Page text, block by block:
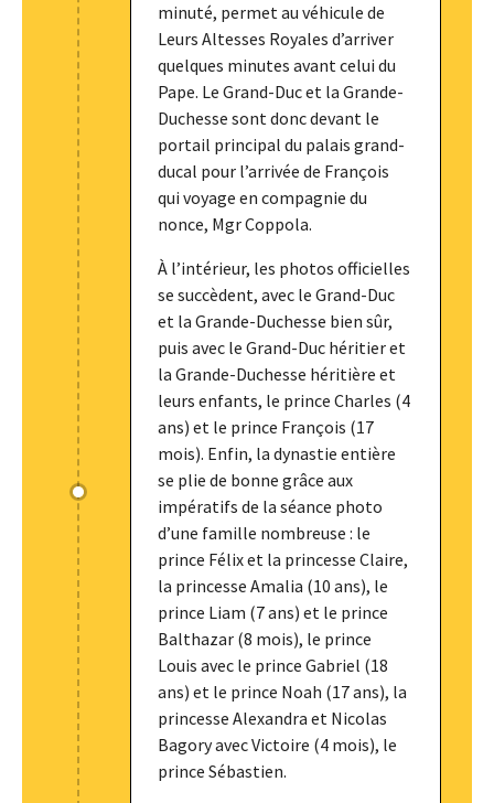
minuté, permet au véhicule de
Leurs Altesses Royales d’arriver
quelques minutes avant celui du
Pape. Le Grand-Duc et la Grande-
Duchesse sont donc devant le
portail principal du palais grand-
ducal pour l’arrivée de François
qui voyage en compagnie du
nonce, Mgr Coppola.
À l’intérieur, les photos officielles
se succèdent, avec le Grand-Duc
et la Grande-Duchesse bien sûr,
puis avec le Grand-Duc héritier et
la Grande-Duchesse héritière et
leurs enfants, le prince Charles (4
ans) et le prince François (17
mois). Enfin, la dynastie entière
se plie de bonne grâce aux
impératifs de la séance photo
d’une famille nombreuse : le
prince Félix et la princesse Claire,
la princesse Amalia (10 ans), le
prince Liam (7 ans) et le prince
Balthazar (8 mois), le prince
Louis avec le prince Gabriel (18
ans) et le prince Noah (17 ans), la
princesse Alexandra et Nicolas
Bagory avec Victoire (4 mois), le
prince Sébastien.